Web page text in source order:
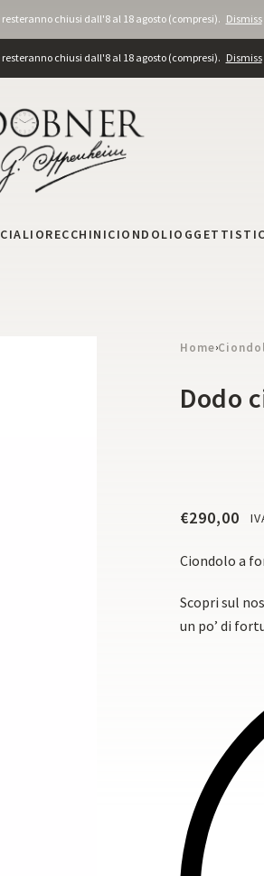
chiusi dall'8 al 18 agosto (compresi). Dismiss
chiusi dall'8 al 18 agosto (compresi). Dismiss
ORECCHINICIONDOLI
Home›
Dodo
€290,00
Ciondolo a
Scopri sul
un po’ di